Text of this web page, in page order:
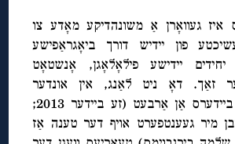
אַ משונהדיקע מאָדע צו
פון יידיש דורך ביאָגראַפישע
יחידים יידישע פילאָלאָגן, אָנשטאָט
זאַך. דאָ ניט לאַנג, אין אונדער
תשובה אויף א. ביידערס אַן אַרבעט (זע ביידער 2013;
האָבן מיר געענטפערט אויף דער טענה אַז